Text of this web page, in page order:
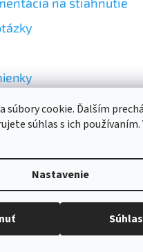
súbory cookie. Ďalším
súhlas s ich používaním.
Nastavenie
na stiahnutie
Vytvoril Shoptet
PLASTIC BOX SK . Všetky práva